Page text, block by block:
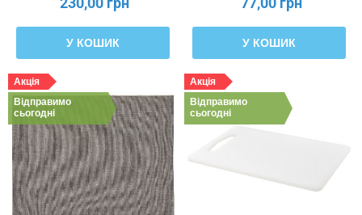
У КОШИК У КОШИК
Акція
Відправимо
сьогодні
Акція
Відправимо
сьогодні